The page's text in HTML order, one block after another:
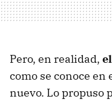
Pero, en realidad,
como se conoce en
nuevo. Lo propuso